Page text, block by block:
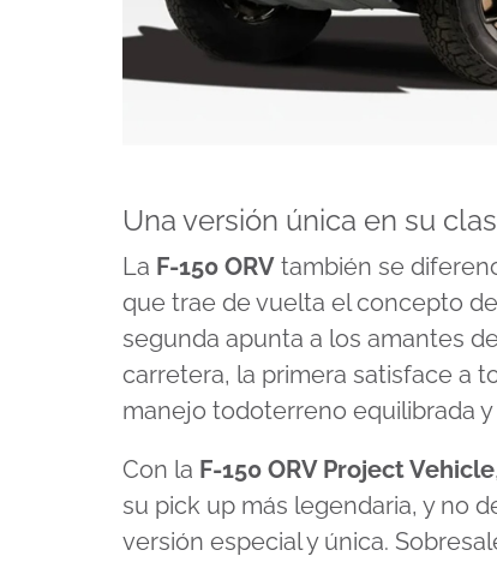
Una versión única en su
La F-150 ORV también se
que trae de vuelta el concepto
segunda apunta a los amantes
carretera, la primera satisface a
manejo todoterreno equilibrada y
Con la F-150 ORV Project Vehicle
su pick up más legendaria, y no
versión especial y única.